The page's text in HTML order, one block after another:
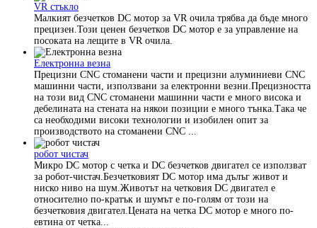
VR стъкло
Малкият безчетков DC мотор за VR очила трябва да бъде много
прецизен.Този ценен безчетков DC мотор е за управление на
посоката на лещите в VR очила.
Електронна везна
Прецизни CNC стоманени части и прецизни алуминиеви CNC
машинни части, използвани за електронни везни.Прецизността
на този вид CNC стоманени машинни части е много висока и
дебелината на стената на някои позиции е много тънка.Така че
са необходими високи технологии и изобилен опит за
производството на стоманени CNC ...
робот чистач
Микро DC мотор с четка и DC безчетков двигател се използват
за робот-чистач.Безчетковият DC мотор има дълъг живот и
ниско ниво на шум.Животът на четковия DC двигател е
относително по-кратък и шумът е по-голям от този на
безчетковия двигател.Цената на четка DC мотор е много по-
евтина от четка...